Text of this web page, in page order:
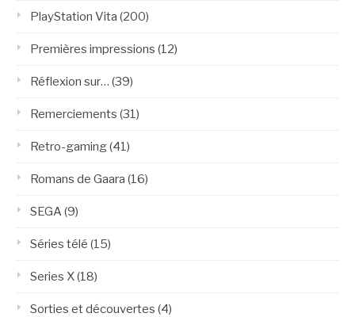
PlayStation Vita (200)
Premières impressions (12)
Réflexion sur… (39)
Remerciements (31)
Retro-gaming(41)
Romans de Gaara (16)
SEGA(9)
Séries télé (15)
Series X(18)
Sorties et découvertes (4)